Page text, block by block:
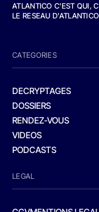
ATLANTICO C'EST QUI,
LE RESEAU D'ATLANTICO
CATEGORIES
DECRYPTAGES
DOSSIERS
RENDEZ-VOUS
VIDEOS
PODCASTS
LEGAL